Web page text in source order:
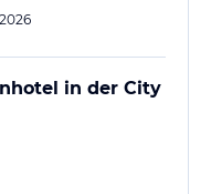
in der City